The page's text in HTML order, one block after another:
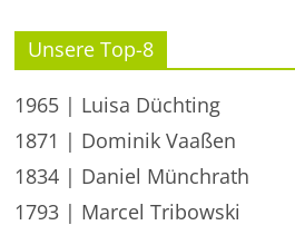
Unsere Top-8
1965 | Luisa Düchting
1871 | Dominik Vaaßen
1834 | Daniel Münchrath
1793 | Marcel Tribowski